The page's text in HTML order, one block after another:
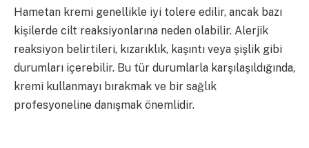
Hametan kremi genellikle iyi tolere edilir, ancak bazı
kişilerde cilt reaksiyonlarına neden olabilir. Alerjik
reaksiyon belirtileri, kızarıklık, kaşıntı veya şişlik gibi
durumları içerebilir. Bu tür durumlarla karşılaşıldığında,
kremi kullanmayı bırakmak ve bir sağlık
profesyoneline danışmak önemlidir.